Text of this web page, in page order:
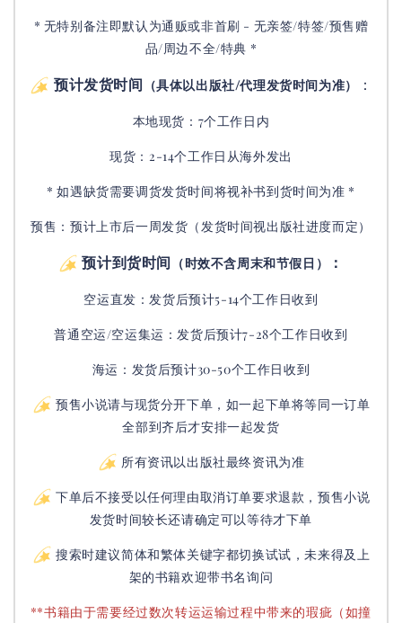
* 无特别备注即默认为通贩或非首刷 - 无亲签/特签/预售赠
品/周边不全/特典 *
预计发货时间 （具体以出版社/代理发货时间为准） ：
本地现货：7个工作日内
现货：2-14个工作日从海外发出
* 如遇缺货需要调货发货时间将视补书到货时间为准 *
预售：预计上市后一周发货（发货时间视出版社进度而定）
预计到货时间 （时效不含周末和节假日） ：
空运直发：发货后预计5-14个工作日收到
普通空运/空运集运：发货后预计7-28个工作日收到
海运：发货后预计30-50个工作日收到
预售小说请与现货分开下单，如一起下单将等同一订单
全部到齐后才安排一起发货
所有资讯以出版社最终资讯为准
下单后不接受以任何理由取消订单要求退款，预售小说
发货时间较长还请确定可以等待才下单
搜索时建议简体和繁体关键字都切换试试，未来得及上
架的书籍欢迎带书名询问
**书籍由于需要经过数次转运运输过程中带来的瑕疵（如撞